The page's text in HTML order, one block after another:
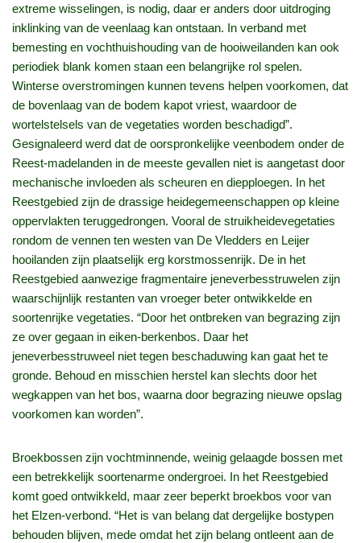
extreme wisselingen, is nodig, daar er anders door uitdroging
inklinking van de veenlaag kan ontstaan. In verband met
bemesting en vochthuishouding van de hooiweilanden kan ook
periodiek blank komen staan een belangrijke rol spelen.
Winterse overstromingen kunnen tevens helpen voorkomen, dat
de bovenlaag van de bodem kapot vriest, waardoor de
wortelstelsels van de vegetaties worden beschadigd”.
Gesignaleerd werd dat de oorspronkelijke veenbodem onder de
Reest-madelanden in de meeste gevallen niet is aangetast door
mechanische invloeden als scheuren en diepploegen. In het
Reestgebied zijn de drassige heidegemeenschappen op kleine
oppervlakten teruggedrongen. Vooral de struikheidevegetaties
rondom de vennen ten westen van De Vledders en Leijer
hooilanden zijn plaatselijk erg korstmossenrijk. De in het
Reestgebied aanwezige fragmentaire jeneverbesstruwelen zijn
waarschijnlijk restanten van vroeger beter ontwikkelde en
soortenrijke vegetaties. “Door het ontbreken van begrazing zijn
ze over gegaan in eiken-berkenbos. Daar het
jeneverbesstruweel niet tegen beschaduwing kan gaat het te
gronde. Behoud en misschien herstel kan slechts door het
wegkappen van het bos, waarna door begrazing nieuwe opslag
voorkomen kan worden”.
Broekbossen zijn vochtminnende, weinig gelaagde bossen met
een betrekkelijk soortenarme ondergroei. In het Reestgebied
komt goed ontwikkeld, maar zeer beperkt broekbos voor van
het Elzen-verbond. “Het is van belang dat dergelijke bostypen
behouden blijven, mede omdat het zijn belang ontleent aan de